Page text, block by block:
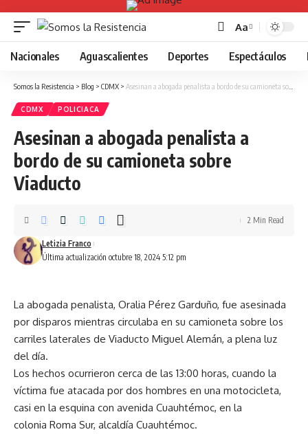
Font
Resizer
Aa
Nacionales Aguascalientes Deportes Espectáculos
Somos la Resistencia > Blog > CDMX > Asesinan a abogada penalista a bordo de su camioneta sobre Viaducto
CDMX POLICIACA
Asesinan a abogada penalista a
bordo de su camioneta sobre
Viaducto
Última actualización octubre 18, 2024 5:12 pm
Letizia Franco
2 Min Read
La abogada penalista, Oralia Pérez Garduño, fue asesinada
por disparos mientras circulaba en su camioneta sobre los
carriles laterales de Viaducto Miguel Alemán, a plena luz
del día.
Los hechos ocurrieron cerca de las 13:00 horas, cuando la
víctima fue atacada por dos hombres en una motocicleta,
casi en la esquina con avenida Cuauhtémoc, en la
colonia Roma Sur, alcaldía Cuauhtémoc.